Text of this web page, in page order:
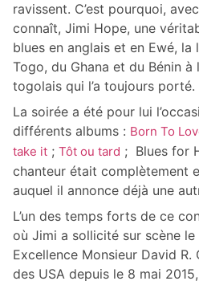
ravissent. C’est pourquoi, avec
connaît, Jimi Hope, une
blues en anglais et en Ewé, la
Togo, du Ghana et du Bénin
togolais qui l’a toujours porté.
La soirée a été pour lui
différents albums : Born To
take it ; Tôt ou tard ; Blues for
chanteur était complètement
auquel il annonce déjà une
L’un des temps forts de ce
où Jimi a sollicité sur scène le
Excellence Monsieur David R.
des USA depuis le 8 mai